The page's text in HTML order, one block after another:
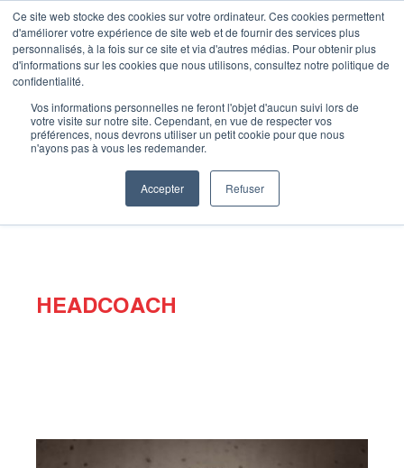
Ce site web stocke des cookies sur votre ordinateur. Ces cookies permettent
d'améliorer votre expérience de site web et de fournir des services plus
personnalisés, à la fois sur ce site et via d'autres médias. Pour obtenir plus
d'informations sur les cookies que nous utilisons, consultez notre politique de
confidentialité.
Vos informations personnelles ne feront l'objet d'aucun suivi lors de
votre visite sur notre site. Cependant, en vue de respecter vos
préférences, nous devrons utiliser un petit cookie pour que nous
n'ayons pas à vous les redemander.
Accepter Refuser
Je m’inscris
Accueil»Coachs»Maxime
MAXIME
HEADCOACH